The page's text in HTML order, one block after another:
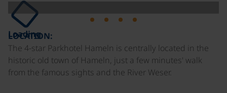
Loading
LOCATION:
The 4-star Parkhotel Hameln is centrally located in the
historic old town of Hameln, just a few minutes' walk
from the famous sights and the River Weser.